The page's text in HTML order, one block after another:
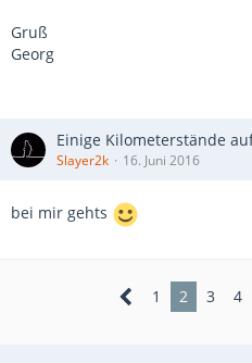
Gruß
Georg
Einige Kilometerstände
Slayer2k 16. Juni 2016
bei mir gehts
1 2 3 4